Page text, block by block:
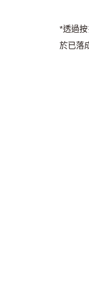
*透過
於已落